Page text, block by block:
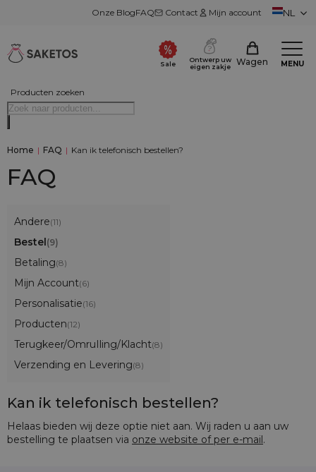
Onze BlogFAQ Contact Mijn account NL
Producten zoeken
Sale
Ontwerp uw
eigen zakje
Wagen MENU
Home | FAQ | Kan ik telefonisch bestellen?
FAQ
Andere(11)
Bestel(9)
Betaling(8)
Mijn Account(6)
Personalisatie(16)
Producten(12)
Terugkeer/OmruIling/Klacht(8)
Verzending en Levering(8)
Kan ik telefonisch bestellen?
Helaas bieden wij deze optie niet aan. Wij raden u aan uw
bestelling te plaatsen via onze website of per e-mail.